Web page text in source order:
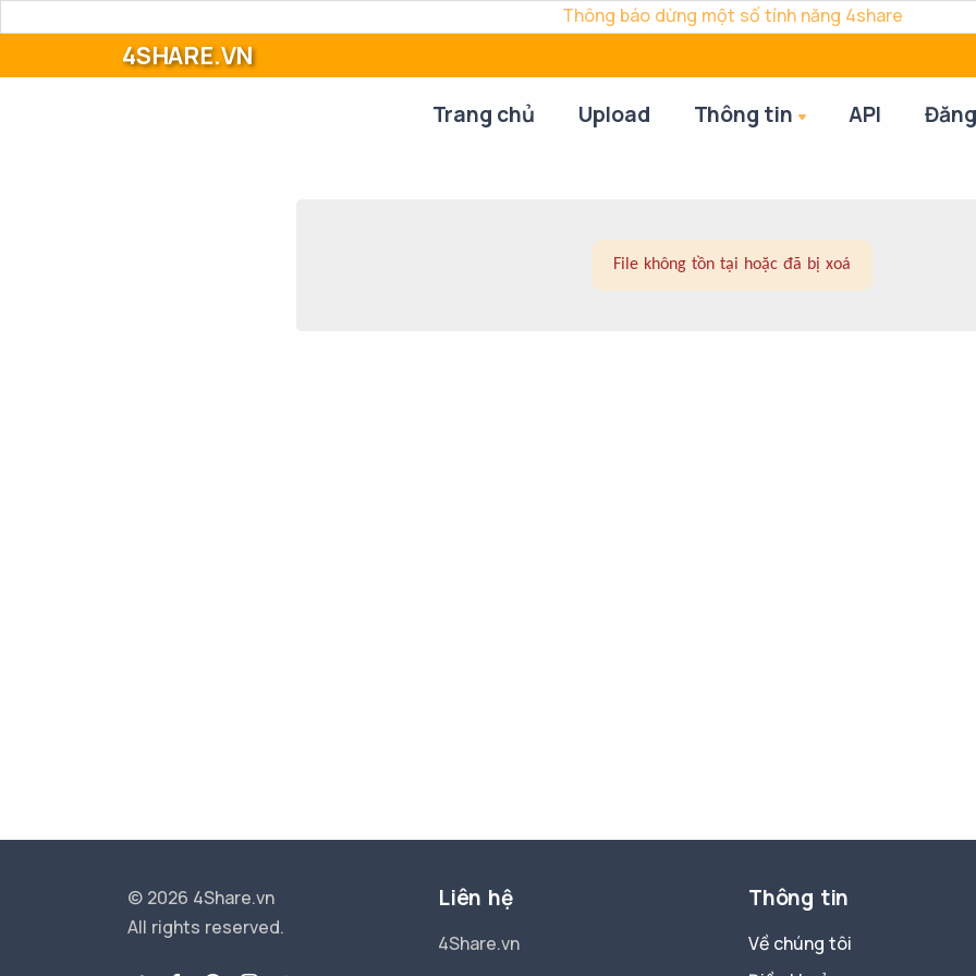
Thông báo dừng một số tính năng 4share
4SHARE.VN
Trang chủ Upload Thông tin API
File không tồn tại hoặc đã bị xoá
© 2026 4Share.vn
All rights reserved.
Liên hệ
4Share.vn
Thông tin
Về chúng tôi